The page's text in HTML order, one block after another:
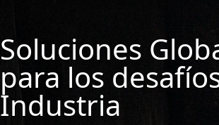
Soluciones
para los
Industria